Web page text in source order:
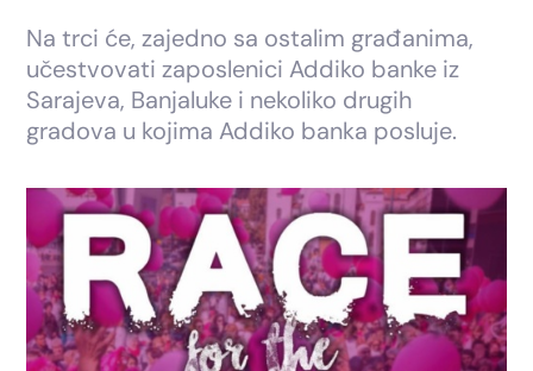
Na trci će, zajedno sa ostalim građanima,
učestvovati zaposlenici Addiko banke iz
Sarajeva, Banjaluke i nekoliko drugih
gradova u kojima Addiko banka posluje.